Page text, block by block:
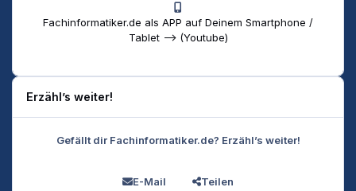
Fachinformatiker.de als APP auf Deinem Smartphone /
Tablet --> (Youtube)
Erzähl’s weiter!
Gefällt dir Fachinformatiker.de? Erzähl’s weiter!
E-Mail Teilen